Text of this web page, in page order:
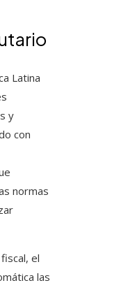
Latina
y
con
normas
el
las